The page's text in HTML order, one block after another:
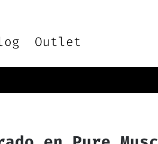
Outlet